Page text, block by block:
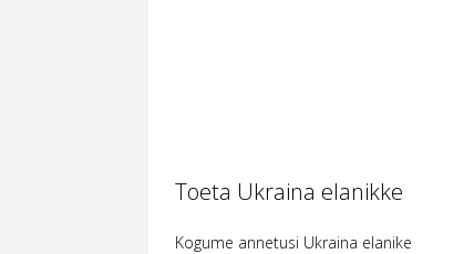
Toeta Ukraina elanikke
Kogume annetusi Ukraina elanike